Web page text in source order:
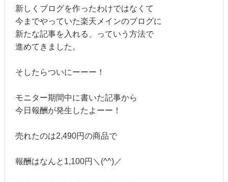
新しくブログを作ったわけではなくて
今までやっていた楽天メインのブログに
新たな記事を入れる、っていう方法で
進めてきました。
そしたらついにーーー！
モニター期間中に書いた記事から
今日報酬が発生したよーー！
売れたのは2,490円の商品で
報酬はなんと1,100円＼(^^)／